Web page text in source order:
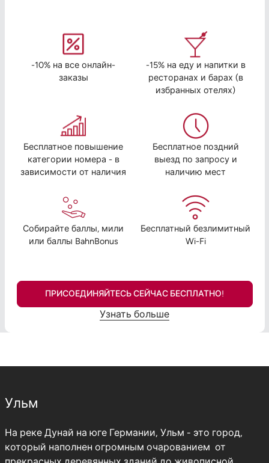
-10% на все онлайн-
заказы
-15% на еду и напитки в
ресторанах и барах (в
избранных отелях)
Бесплатное повышение
категории номера - в
зависимости от наличия
Бесплатное поздний
выезд по запросу и
наличию мест
Собирайте баллы, мили
или баллы BahnBonus
Бесплатный безлимитный
Wi-Fi
ПРИСОЕДИНЯЙТЕСЬ СЕЙЧАС БЕСПЛАТНО!
Узнать больше
Ульм
На реке Дунай на юге Германии, Ульм - это город,
который наполнен огромным очарованием от